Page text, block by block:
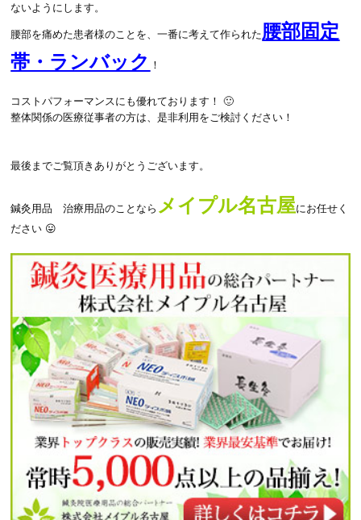
ないようにします。
腰部を痛めた患者様のことを、一番に考えて作られた 腰部固定
帯・ランバック ！
コストパフォーマンスにも優れております！ 🙂
整体関係の医療従事者の方は、是非利用をご検討ください！
最後までご覧頂きありがとうございます。
鍼灸用品 治療用品のことなら メイプル名古屋にお任せく
ださい 😛